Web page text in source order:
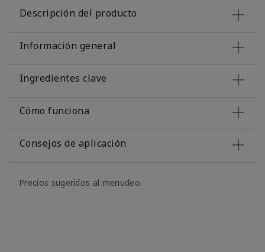
Descripción del producto
Información general
Ingredientes clave
Cómo funciona
Consejos de aplicación
Precios sugeridos al menudeo.